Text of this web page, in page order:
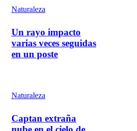
Naturaleza
Un rayo impacto
varias veces seguidas
en un poste
Naturaleza
Captan extraña